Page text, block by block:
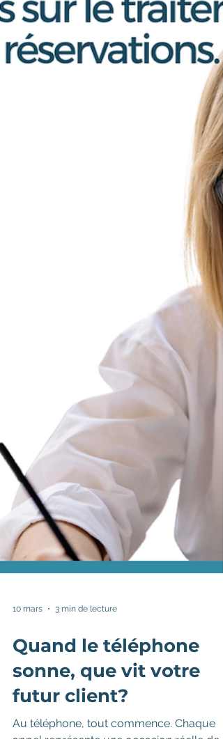
Quand le téléphone
sonne, que vit votre